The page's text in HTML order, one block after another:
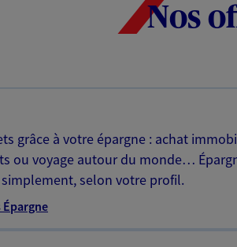
Nos
grâce à votre épargne : achat
ou voyage autour du monde…
selon votre profil.